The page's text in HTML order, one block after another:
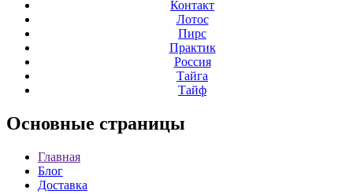
Контакт
Лотос
Пирс
Практик
Россия
Тайга
Тайф
Основные страницы
Главная
Блог
Доставка